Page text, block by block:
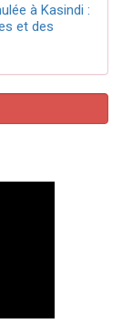
à Kasindi :
et des